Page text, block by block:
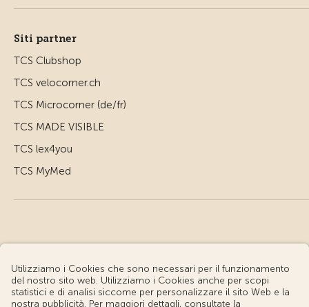
Siti partner
TCS Clubshop
TCS velocorner.ch
TCS Microcorner (de/fr)
TCS MADE VISIBLE
TCS lex4you
TCS MyMed